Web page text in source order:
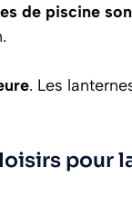
de piscine
. Les
pour